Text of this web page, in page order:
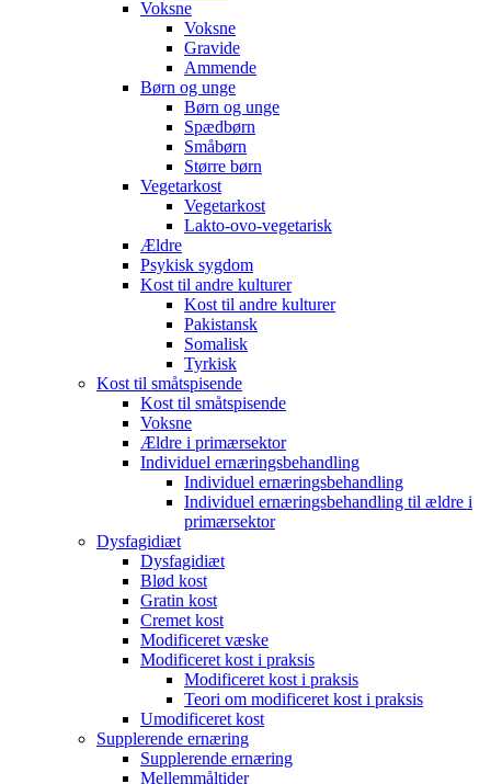
Voksne
Voksne
Gravide
Ammende
Børn og unge
Børn og unge
Spædbørn
Småbørn
Større børn
Vegetarkost
Vegetarkost
Lakto-ovo-vegetarisk
Ældre
Psykisk sygdom
Kost til andre kulturer
Kost til andre kulturer
Pakistansk
Somalisk
Tyrkisk
Kost til småtspisende
Kost til småtspisende
Voksne
Ældre i primærsektor
Individuel ernæringsbehandling
Individuel ernæringsbehandling
Individuel ernæringsbehandling til ældre i
primærsektor
Dysfagidiæt
Dysfagidiæt
Blød kost
Gratin kost
Cremet kost
Modificeret væske
Modificeret kost i praksis
Modificeret kost i praksis
Teori om modificeret kost i praksis
Umodificeret kost
Supplerende ernæring
Supplerende ernæring
Mellemmåltider